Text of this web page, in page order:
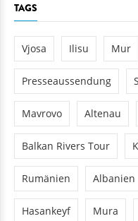
TAGS
Vjosa Ilisu Mur
Presseaussendung
Mavrovo Altenau
Balkan Rivers Tour
Rumänien Albanien
Hasankeyf Mura